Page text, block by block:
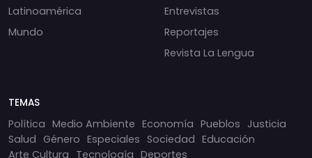
Latinoamérica
Mundo
Entrevistas
Reportajes
Revista La Lengua
TEMAS
Política Medio Ambiente Economía Pueblos Justicia
Salud Género Especiales Sociedad Educación
Arte Cultura Tecnología Deportes